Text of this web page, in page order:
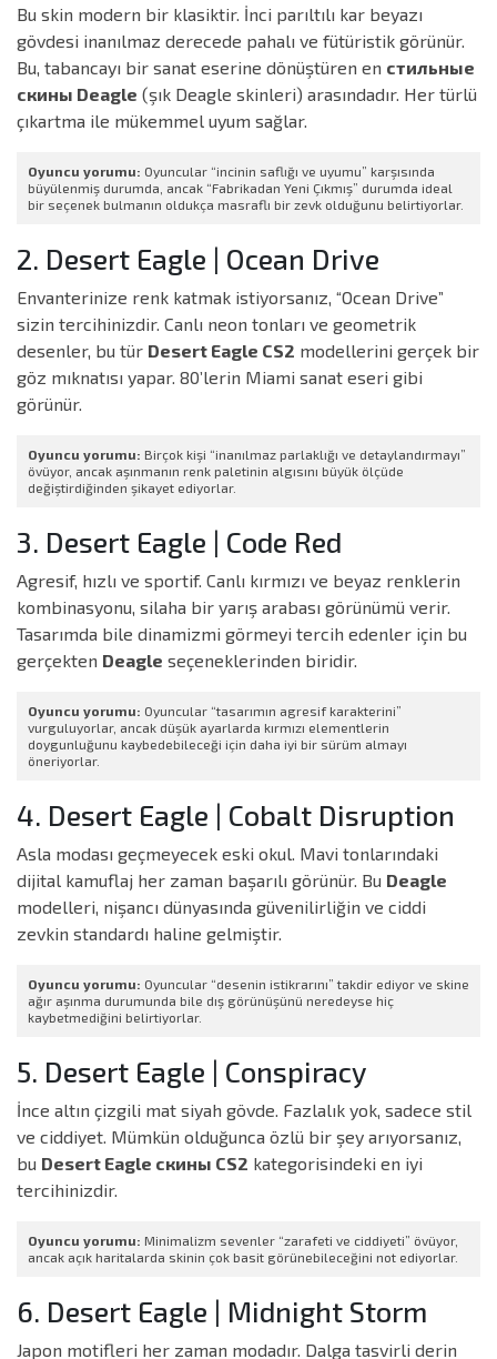
Bu skin modern bir klasiktir. İnci parıltılı kar beyazı
gövdesi inanılmaz derecede pahalı ve fütüristik görünür.
Bu, tabancayı bir sanat eserine dönüştüren en стильные
скины Deagle (şık Deagle skinleri) arasındadır. Her türlü
çıkartma ile mükemmel uyum sağlar.
Oyuncu yorumu: Oyuncular “incinin saflığı ve uyumu” karşısında
büyülenmiş durumda, ancak “Fabrikadan Yeni Çıkmış” durumda ideal
bir seçenek bulmanın oldukça masraflı bir zevk olduğunu belirtiyorlar.
2. Desert Eagle | Ocean Drive
Envanterinize renk katmak istiyorsanız, “Ocean Drive”
sizin tercihinizdir. Canlı neon tonları ve geometrik
desenler, bu tür Desert Eagle CS2 modellerini gerçek bir
göz mıknatısı yapar. 80’lerin Miami sanat eseri gibi
görünür.
Oyuncu yorumu: Birçok kişi “inanılmaz parlaklığı ve detaylandırmayı”
övüyor, ancak aşınmanın renk paletinin algısını büyük ölçüde
değiştirdiğinden şikayet ediyorlar.
3. Desert Eagle | Code Red
Agresif, hızlı ve sportif. Canlı kırmızı ve beyaz renklerin
kombinasyonu, silaha bir yarış arabası görünümü verir.
Tasarımda bile dinamizmi görmeyi tercih edenler için bu
gerçekten Deagle seçeneklerinden biridir.
Oyuncu yorumu: Oyuncular “tasarımın agresif karakterini”
vurguluyorlar, ancak düşük ayarlarda kırmızı elementlerin
doygunluğunu kaybedebileceği için daha iyi bir sürüm almayı
öneriyorlar.
4. Desert Eagle | Cobalt Disruption
Asla modası geçmeyecek eski okul. Mavi tonlarındaki
dijital kamuflaj her zaman başarılı görünür. Bu Deagle
modelleri, nişancı dünyasında güvenilirliğin ve ciddi
zevkin standardı haline gelmiştir.
Oyuncu yorumu: Oyuncular “desenin istikrarını” takdir ediyor ve skine
ağır aşınma durumunda bile dış görünüşünü neredeyse hiç
kaybetmediğini belirtiyorlar.
5. Desert Eagle | Conspiracy
İnce altın çizgili mat siyah gövde. Fazlalık yok, sadece stil
ve ciddiyet. Mümkün olduğunca özlü bir şey arıyorsanız,
bu Desert Eagle скины CS2 kategorisindeki en iyi
tercihinizdir.
Oyuncu yorumu: Minimalizm sevenler “zarafeti ve ciddiyeti” övüyor,
ancak açık haritalarda skinin çok basit görünebileceğini not ediyorlar.
6. Desert Eagle | Midnight Storm
Japon motifleri her zaman modadır. Dalga tasvirli derin